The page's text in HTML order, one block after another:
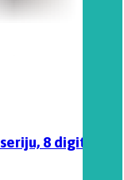
8 digitalnih